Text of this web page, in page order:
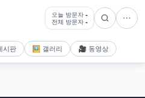
오늘 방문자 -
전체 방문자 -
시판 🖼️ 갤러리 🎥 동영상